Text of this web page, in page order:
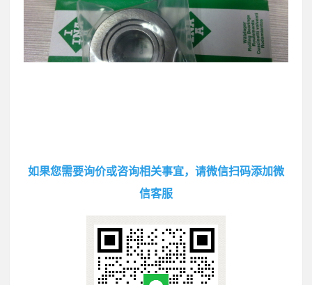
如果您需要询价或咨询相关事宜，请微信扫码添加微
信客服